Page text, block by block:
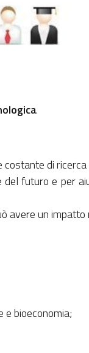
.
di
futuro e per
avere un impatto
bioeconomia;